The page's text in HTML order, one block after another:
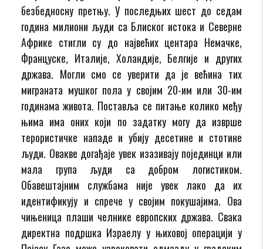
безбедносну претњу. У последњих шест до седам
година милиони људи са Блиског истока и Северне
Африке стигли су до највећих центара Немачке,
Француске, Италије, Холандије, Белгије и других
држава. Могли смо се уверити да је већина тих
миграната мушког пола у својим 20-им или 30-им
годинама живота. Поставља се питање колико међу
њима има оних који по задатку могу да изврше
терористичке нападе и убију десетине и стотине
људи. Овакве догађаје увек изазивају појединци или
мала група људи са добром логистиком.
Обавештајним службама није увек лако да их
идентификују и спрече у својим покушајима. Ова
чињеница плаши челнике европских држава. Свака
директна подршка Израелу у њиховој операцији у